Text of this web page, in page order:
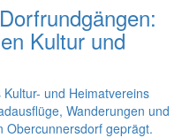
Kultur und
und Heimatvereins
Wanderungen und
Obercunnersdorf geprägt.